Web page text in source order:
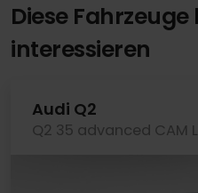
Diese
interessieren
Audi Q2